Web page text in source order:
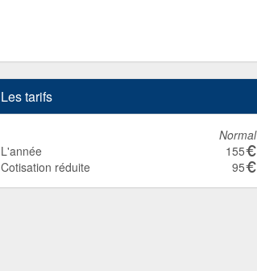
Les tarifs
Normal
L'année
155
Cotisation réduite
95